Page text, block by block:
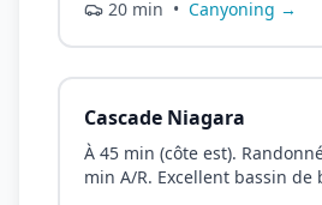
20 min • Canyoning →
Cascade Niagara
À 45 min (côte est).
min A/R. Excellent bassin de